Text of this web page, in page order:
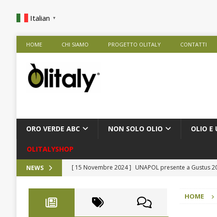
Italian ▼
HOME CHI SIAMO PROGETTO OLITALY CONTATTI
ORO VERDE ABC NON SOLO OLIO OLIO E
OLITALYSHOP
NEWS [ 15 Novembre 2024 ] UNAPOL presente a Gustus
[ 28 Agosto 2024 ]
Frantoio Agricola De Cesare Srl
HOME